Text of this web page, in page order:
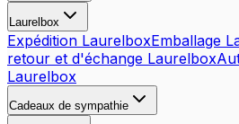
Laurelbox
Expédition LaurelboxEmballage
retour et d'échange Laurelbox
Laurelbox
Cadeaux de sympathie